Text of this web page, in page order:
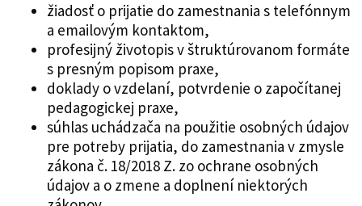
žiadosť o prijatie do zamestnania s telefónnym
a emailovým kontaktom,
profesijný životopis v štruktúrovanom formáte
s presným popisom praxe,
doklady o vzdelaní, potvrdenie o započítanej
pedagogickej praxe,
súhlas uchádzača na použitie osobných údajov
pre potreby prijatia, do zamestnania v zmysle
zákona č. 18/2018 Z. zo ochrane osobných
údajov a o zmene a doplnení niektorých